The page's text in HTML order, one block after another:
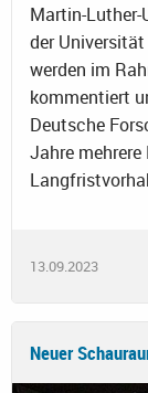
Martin-Luther-
der
werden im
kommentiert
Deutsche
Jahre
13.09.2023
Neuer